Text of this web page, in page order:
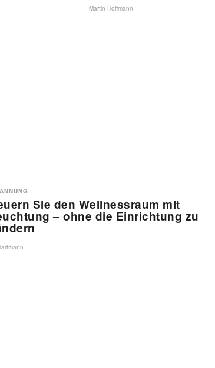
Martin Hoffmann
Sie den Wellnessraum mit
– ohne die Einrichtung zu